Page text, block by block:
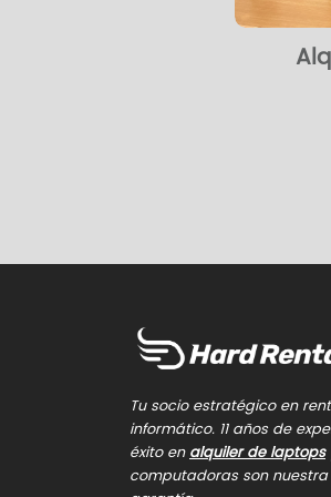
Tu socio estratégico en
informático. 11 años de
éxito enalquiler de laptops
computadoras son